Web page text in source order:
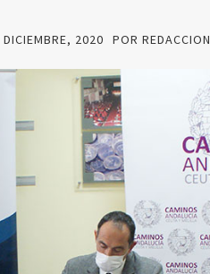
DICIEMBRE, 2020 PORREDACCION